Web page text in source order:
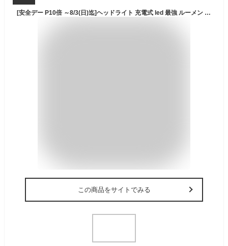
[安全デー P10倍 ～8/3(日)迄]ヘッドライト 充電式 led 最強 ルーメン ヘルメットライトリチウムイオン電池 18650 軽量 登山 最強 USB タイプC 防水 釣り アウトドア 手元作業 工事 造船 溶接 登山 ハンズフリー 広角 ビーム ワイド 防災 震災 災害
この商品をサイトでみる